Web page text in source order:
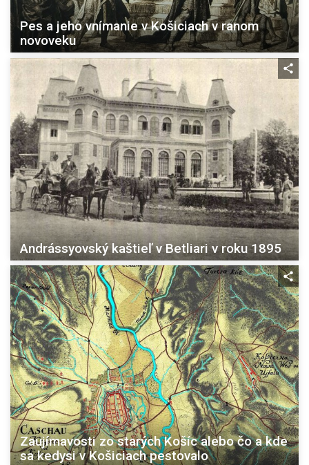
Pes a jeho vnímanie v Košiciach v ranom
novoveku
Andrássyovský kaštieľ v Betliari v roku 1895
Zaujímavosti zo starých Košíc alebo čo a kde
sa kedysi v Košiciach pestovalo